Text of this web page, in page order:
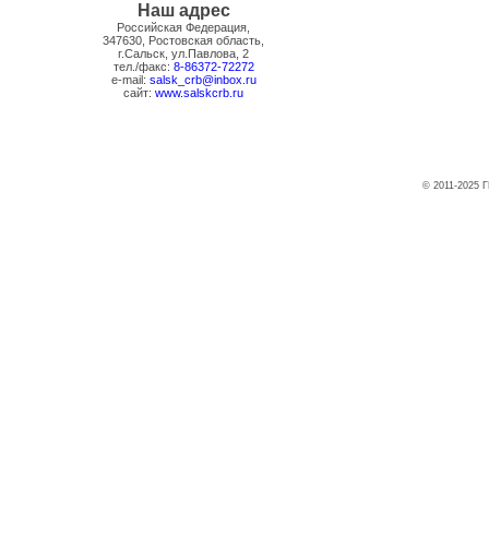
Наш адрес
Российская Федерация,
347630, Ростовская область,
г.Сальск, ул.Павлова, 2
тел./факс: 8-86372-72272
e-mail: salsk_crb@inbox.ru
сайт: www.salskcrb.ru
© 2011-2025